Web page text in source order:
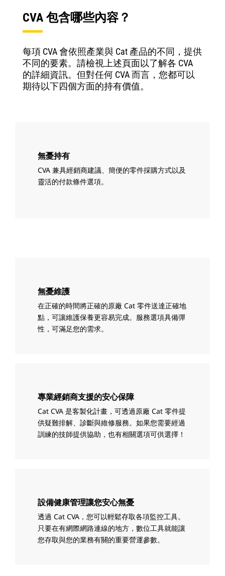
CVA 包含哪些內容？
每項 CVA 會依照產業與 Cat 產品的不同，提供
不同的要素。請檢視上述頁面以了解各 CVA
的詳細資訊。但對任何 CVA 而言，您都可以
期待以下四個方面的持有價值。
無憂持有
CVA 兼具經銷商建議、簡便的零件採購方式以及
靈活的付款條件選項。
無憂維護
在正確的時間將正確的原廠 Cat 零件送達正確地
點，可讓維護保養更容易完成。服務選項具備彈
性，可滿足您的需求。
專業經銷商支援的安心保障
Cat CVA 是客製化計畫，可透過原廠 Cat 零件提
供疑難排解、診斷與維修服務。如果您需要經過
訓練的技師提供協助，也有相關選項可供選擇！
設備健康管理讓您安心無憂
透過 Cat CVA，您可以輕鬆存取各項監控工具。
只要在有網際網路連線的地方，數位工具就能讓
您存取與您的業務有關的重要營運參數。